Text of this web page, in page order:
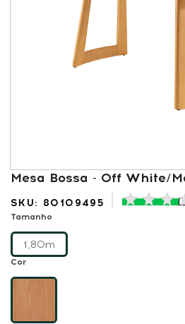
Mesa Bossa - Off White/
80109495
Tamanho
1,80m
Cor